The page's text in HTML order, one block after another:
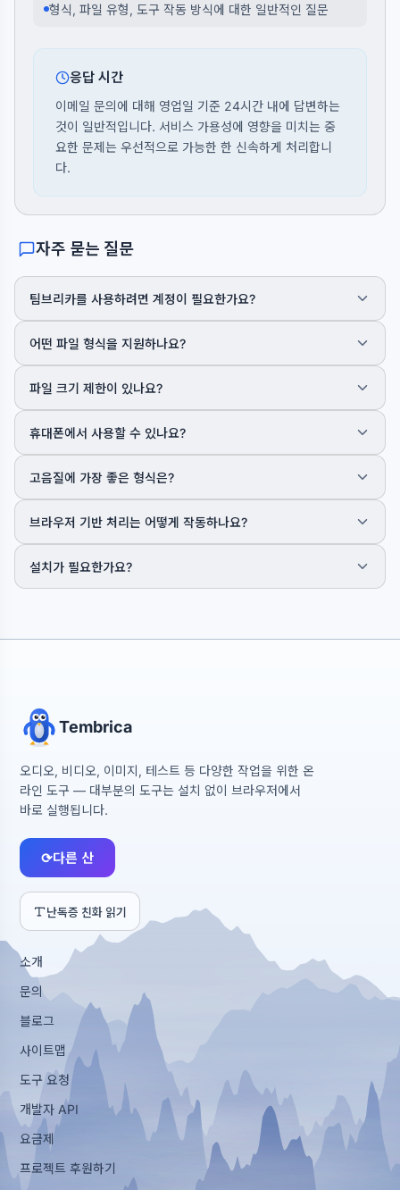
형식, 파일 유형, 도구 작동 방식에 대한 일반적인 질문
응답 시간
이메일 문의에 대해 영업일 기준 24시간 내에 답변하는
것이 일반적입니다. 서비스 가용성에 영향을 미치는 중
요한 문제는 우선적으로 가능한 한 신속하게 처리합니
다.
자주 묻는 질문
팀브리카를 사용하려면 계정이 필요한가요?
만 계정이 필요하며, 그런 경우 항상 명확하게 안내해 드립니다.
어떤 파일 형식을 지원하나요?
AAC, M4A를 지원하고, 비디오 도구는 MP4, WebM 등을 처리하며,
이미지, PDF, 텍스트를 위한 도구도 있습니다. 각 도구 페이지에 지원
하는 형식이 표시됩니다.
파일 크기 제한이 있나요?
백 메가바이트에 이르는 큰 파일도 처리할 수 있습니다. 서버에서 처리
하는 일부 도구에는 자체 제한이 있으며 해당 도구 페이지에 표시됩니
다. 매우 큰 파일이 느리면 먼저 분할하면 도움이 됩니다.
휴대폰에서 사용할 수 있나요?
신 브라우저에서 작동합니다. 많은 도구가 브라우저 내 처리를 사용하
므로 모든 기기에서 동일하게 작동합니다.
고음질에 가장 좋은 형식은?
크기의 좋은 균형을 위해 320kbps MP3 또는 256kbps AAC를 권장
합니다. OGG Vorbis도 낮은 비트레이트에서 우수한 품질을 제공합니
다.
브라우저 기반 처리는 어떻게 작동하나요?
에서 직접 오디오를 처리합니다. 이러한 도구는 브라우저에서 실행되어
빠른 처리를 보장합니다.
설치가 필요한가요?
Firefox, Safari, Edge 등 최신 브라우저에서 작동합니다.
Tembrica
오디오, 비디오, 이미지, 테스트 등 다양한 작업을 위한 온
라인 도구 — 대부분의 도구는 설치 없이 브라우저에서
바로 실행됩니다.
⟳다른 산
난독증 친화 읽기
소개
문의
블로그
사이트맵
도구 요청
개발자 API
요금제
프로젝트 후원하기